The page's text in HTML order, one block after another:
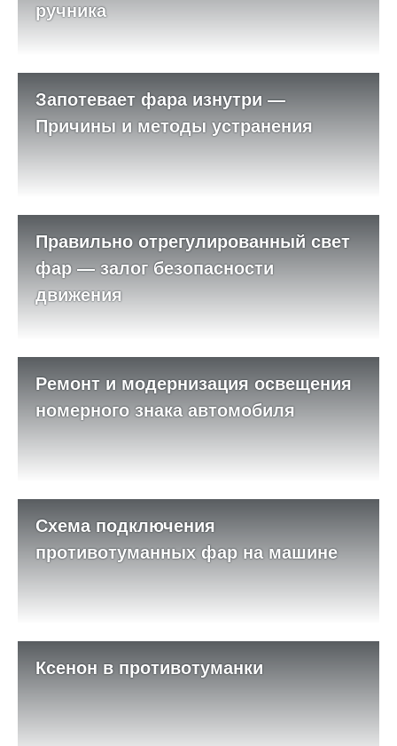
ручника
Запотевает фара изнутри —
Причины и методы устранения
Правильно отрегулированный свет
фар — залог безопасности
движения
Ремонт и модернизация освещения
номерного знака автомобиля
Схема подключения
противотуманных фар на машине
Ксенон в противотуманки